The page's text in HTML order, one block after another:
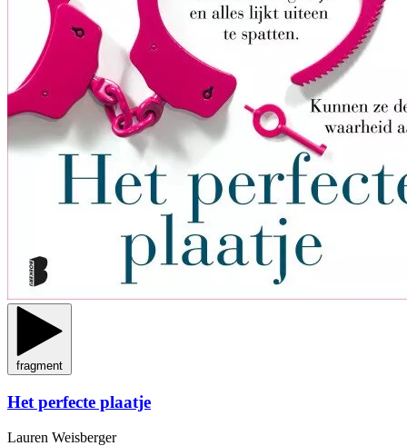
fragment
Het perfecte plaatje
Lauren Weisberger